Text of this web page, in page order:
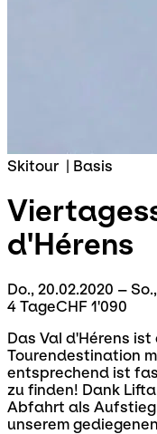
Skitour | Basis
d'Hérens
Do., 20.02.2020 –
4 TageCHF 1'090
Das Val d'Hérens
Tourendestination
entsprechend ist
zu finden! Dank
Abfahrt als
unserem